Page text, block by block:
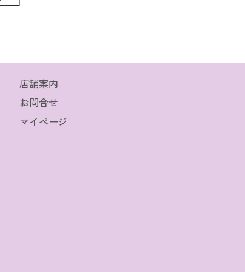
店舗案内
お問合せ
マイページ